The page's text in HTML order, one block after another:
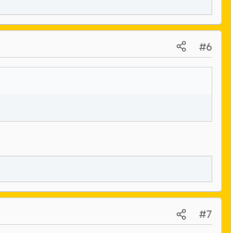
#6
#7